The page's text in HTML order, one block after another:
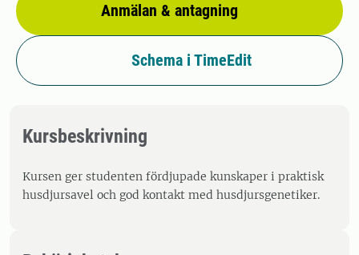
Anmälan & antagning
Schema i TimeEdit
Kursbeskrivning
Kursen ger studenten fördjupade kunskaper i praktisk
husdjursavel och god kontakt med husdjursgenetiker.